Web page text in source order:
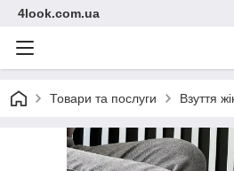
4look.com.ua
Товари та послуги Взуття